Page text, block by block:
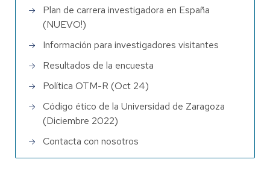
Plan de carrera investigadora en España
(NUEVO!)
Información para investigadores visitantes
Resultados de la encuesta
Política OTM-R (Oct 24)
Código ético de la Universidad de Zaragoza
(Diciembre 2022)
Contacta con nosotros